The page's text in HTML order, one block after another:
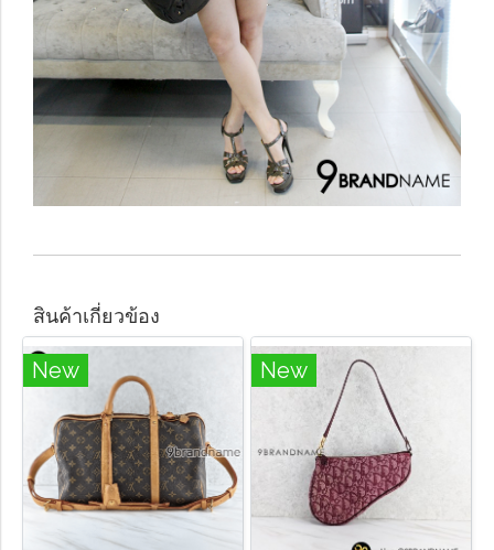
สินค้าเกี่ยวข้อง
New New